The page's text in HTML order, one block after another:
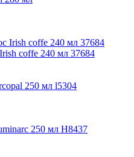
coffe 240 мл 37684